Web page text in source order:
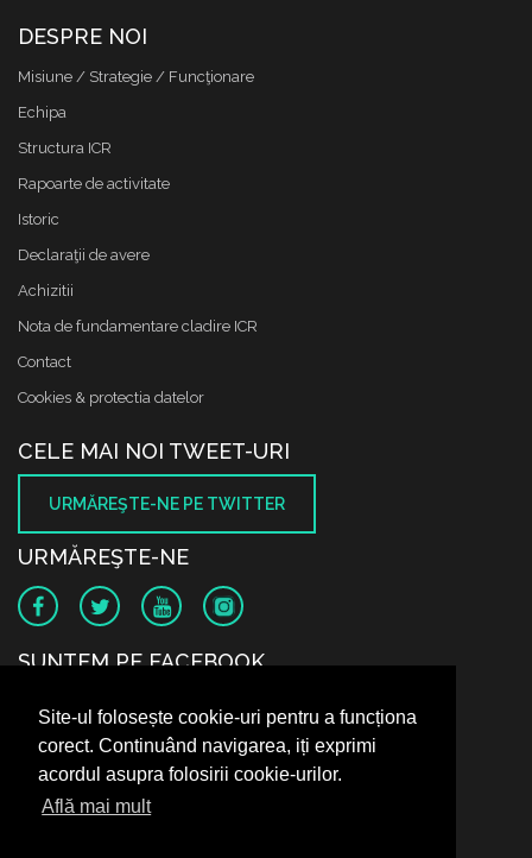
Site-ul folosește cookie-uri pentru a funcționa
corect. Continuând navigarea, iți exprimi
acordul asupra folosirii cookie-urilor.
Află mai mult
DESPRE NOI
Misiune / Strategie / Funcţionare
Echipa
Structura ICR
Rapoarte de activitate
Istoric
Declaraţii de avere
Achizitii
Nota de fundamentare cladire ICR
Contact
Cookies & protectia datelor
CELE MAI NOI TWEET-URI
URMĂREŞTE-NE PE TWITTER
URMĂREŞTE-NE
SUNTEM PE FACEBOOK